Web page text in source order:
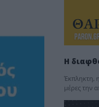
Η
Έκπληκτη,
μέρες την